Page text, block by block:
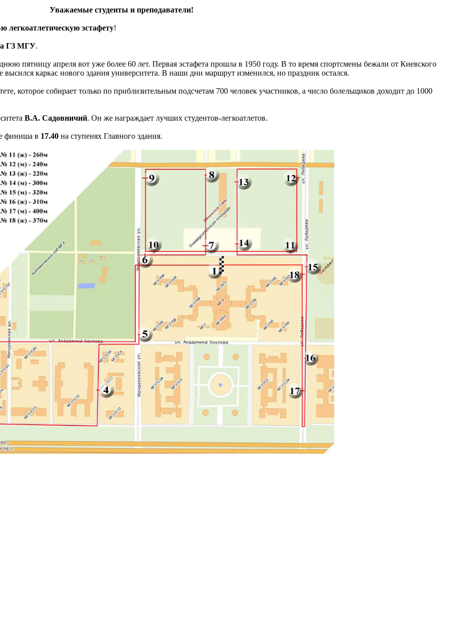
Уважаемые студенты и преподаватели!
легкоатлетическую эстафету!
ГЗ МГУ.
пятницу апреля вот уже более 60 лет. Первая эстафета прошла в 1950 году. В то время спортсмены бежали от Киевского
каркас нового здания университета. В наши дни маршрут изменился, но праздник остался.
которое собирает только по приблизительным подсчетам 700 человек участников, а число болельщиков доходит до 1000
В.А. Садовничий. Он же награждает лучших студентов-легкоатлетов.
финиша в 17.40 на ступенях Главного здания.